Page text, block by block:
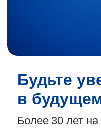
Будьте
в
Более 30 лет на